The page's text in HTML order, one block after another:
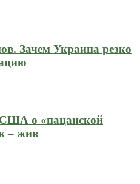
Зачем Украина резко
о «пацанской
– жив